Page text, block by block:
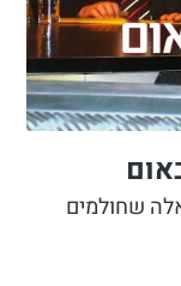
שחולמים